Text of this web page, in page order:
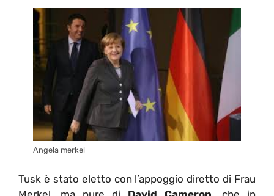
Angela merkel
Tusk è stato eletto con l’appoggio diretto di Frau